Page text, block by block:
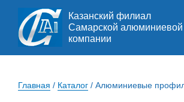
Казанский филиал
Самарской алюминиевой
компании
Главная / Каталог / Алюминиевые